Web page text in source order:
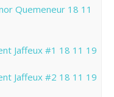
Quemeneur 18 11
Jaffeux #1 18 11 19
Jaffeux #2 18 11 19